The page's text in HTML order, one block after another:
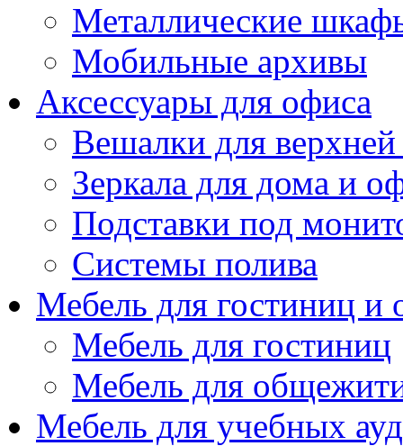
Металлические
Мобильные архивы
Аксессуары для офиса
Вешалки для
Зеркала для дома и
Подставки под
Системы полива
Мебель для гостиниц
Мебель для гостиниц
Мебель для
Мебель для учебных